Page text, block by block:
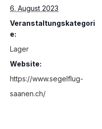
6. August 2023
Veranstaltungskategori
e:
Lager
Website:
https://www.segelflug-
saanen.ch/